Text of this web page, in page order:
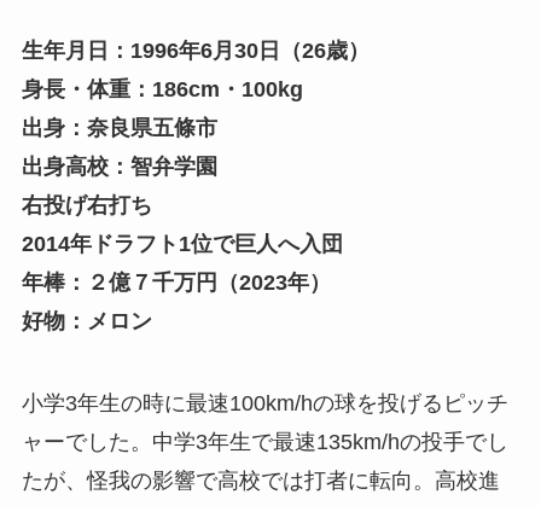
生年月日：1996年6月30日（26歳）
身長・体重：186cm・100kg
出身：奈良県五條市
出身高校：智弁学園
右投げ右打ち
2014年ドラフト1位で巨人へ入団
年棒：２億７千万円（2023年）
好物：メロン
小学3年生の時に最速100km/hの球を投げるピッチ
ャーでした。中学3年生で最速135km/hの投手でし
たが、怪我の影響で高校では打者に転向。高校進